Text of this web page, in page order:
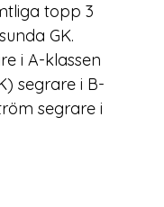
topp 3
GK.
i A-klassen
segrare i B-
segrare i